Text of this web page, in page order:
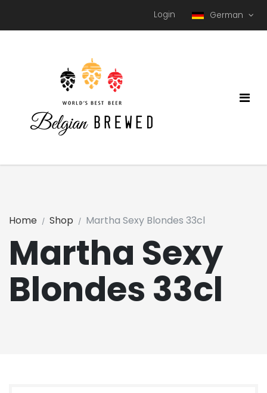
Login German
Martha Sexy
Blondes 33cl
Home Shop Martha Sexy Blondes 33cl